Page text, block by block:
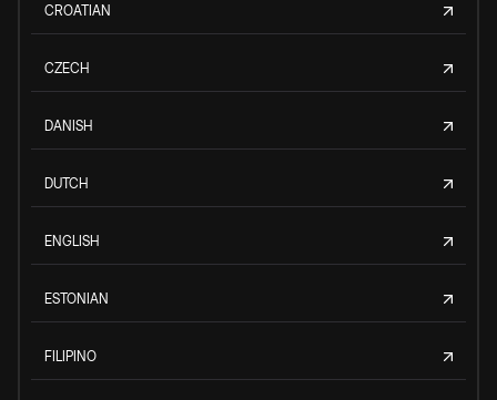
CROATIAN
CZECH
DANISH
DUTCH
ENGLISH
ESTONIAN
FILIPINO